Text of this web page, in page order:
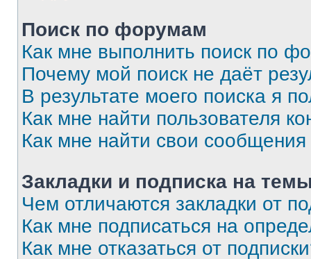
Поиск по форумам
Как мне выполнить поиск по
Почему мой поиск не даёт
В результате моего поиска я
Как мне найти пользователя
Как мне найти свои
Закладки и подписка на
Чем отличаются закладки от
Как мне подписаться на
Как мне отказаться от